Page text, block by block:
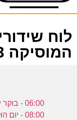
לוח
המוסיקה 03-09-2023
06:00 - בוקר ישראלי
08:00 - יום הולדת שמח - ירמי קפלן